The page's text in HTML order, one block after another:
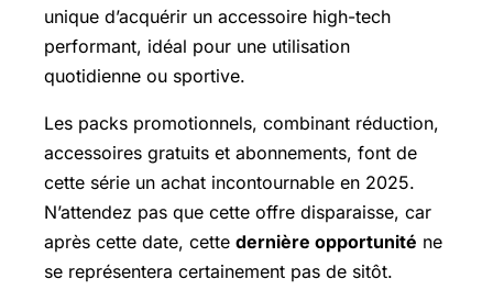
unique d’acquérir un accessoire high-tech
performant, idéal pour une utilisation
quotidienne ou sportive.
Les packs promotionnels, combinant réduction,
accessoires gratuits et abonnements, font de
cette série un achat incontournable en 2025.
N’attendez pas que cette offre disparaisse, car
après cette date, cette dernière opportunité ne
se représentera certainement pas de sitôt.